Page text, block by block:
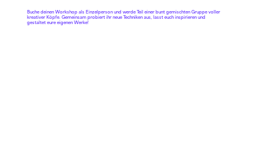
Buche deinen Workshop als Einzelperson und werde Teil einer bunt gemischten Gruppe voller
kreativer Köpfe. Gemeinsam probiert ihr neue Techniken aus, lasst euch inspirieren und
gestaltet eure eigenen Werke!